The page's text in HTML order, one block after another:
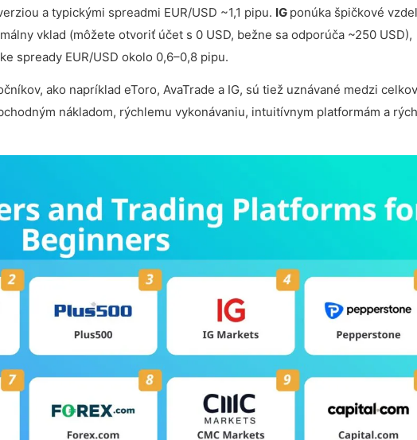
a typickými spreadmi EUR/USD ~1,1 pipu. IG ponúka špičkové
vklad (môžete otvoriť účet s 0 USD, bežne sa odporúča ~250 USD),
spready EUR/USD okolo 0,6–0,8 pipu.
ako napríklad eToro, AvaTrade a IG, sú tiež uznávané medzi
nákladom, rýchlemu vykonávaniu, intuitívnym platformám a